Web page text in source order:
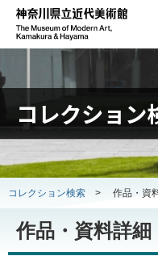
コレクション
コレクション検索 > 作品・資
作品・資料詳細